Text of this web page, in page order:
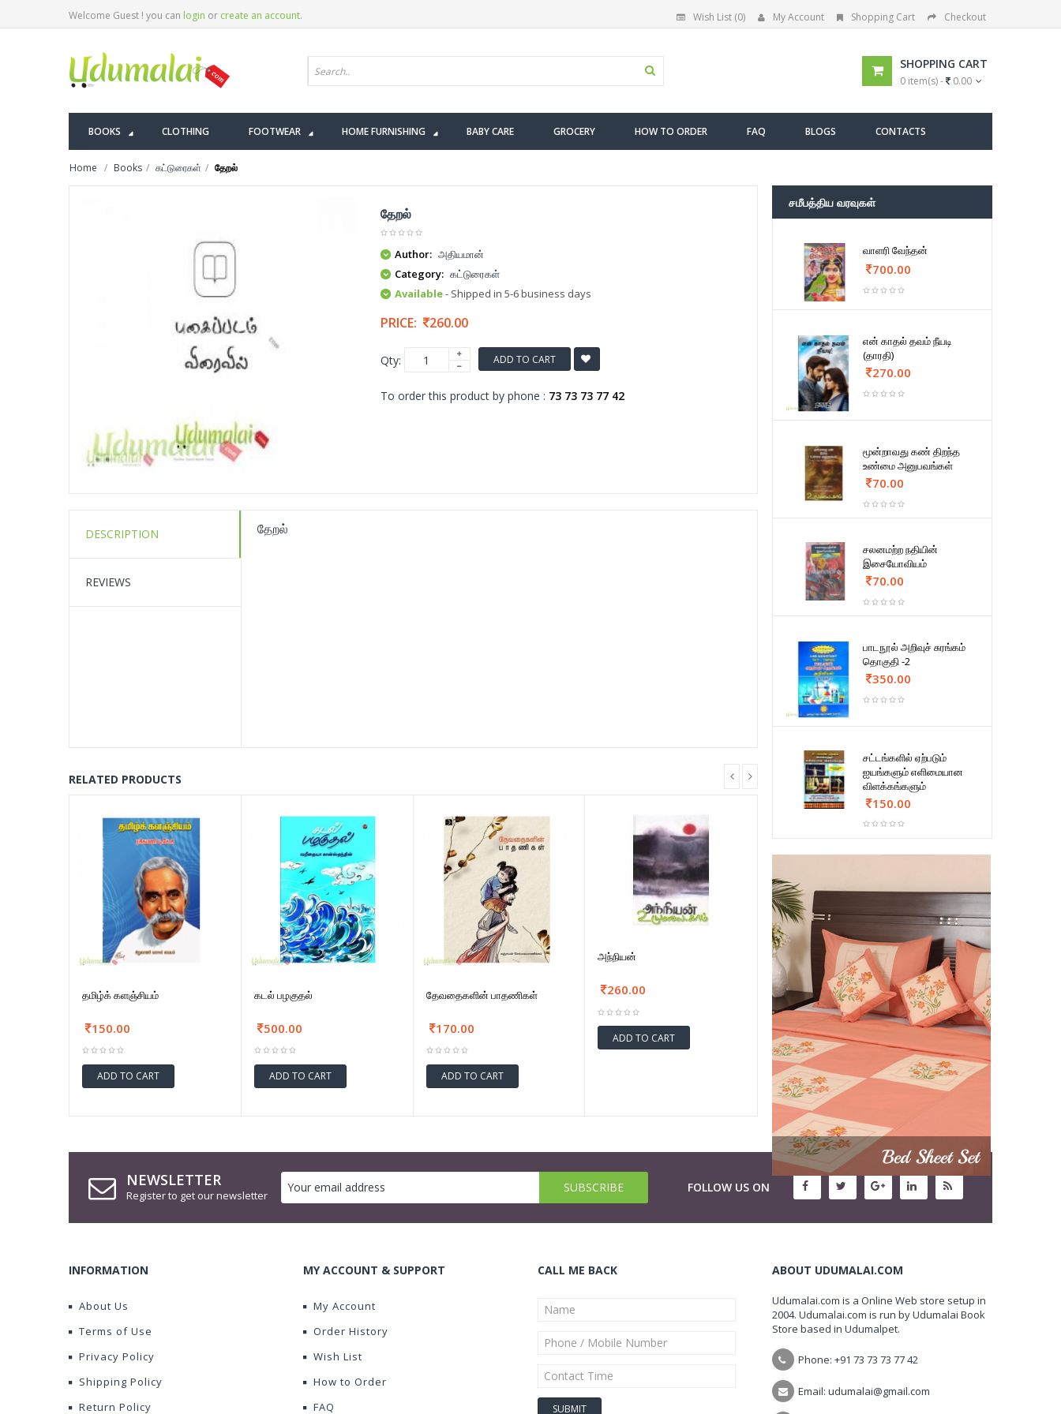
Welcome Guest ! you can login or create an account. Wish List (0) My Account Shopping Cart Checkout
SHOPPING CART
0 item(s) - 0.00
BOOKS CLOTHING FOOTWEAR HOME FURNISHING BABY CARE GROCERY HOW TO ORDER FAQ BLOGS CONTACTS
Home Books கட்டுரைகள் தேறல்
தேறல்
Author: அதியமான்
Category: கட்டுரைகள்
Available- Shipped in 5-6 business days
PRICE: 260.00
Qty: ADD TO CART
To order this product by phone : 73 73 73 77 42
DESCRIPTION
REVIEWS
தேறல்
RELATED PRODUCTS
தமிழ்க் களஞ்சியம்
150.00
ADD TO CART
கடல் பழகுதல்
500.00
ADD TO CART
தேவதைகளின் பாதணிகள்
170.00
ADD TO CART
அந்நியன்
260.00
ADD TO CART
சமீபத்திய வரவுகள்
வாளரி வேந்தன்
700.00
என் காதல் தவம் நீயடி
(தாரதி)
270.00
மூன்றாவது கண் திறந்த
உண்மை அனுபவங்கள்
70.00
சலனமற்ற நதியின்
இசையோவியம்
70.00
பாடநூல் அறிவுச் சுரங்கம்
தொகுதி -2
350.00
சட்டங்களில் ஏற்படும்
ஐயங்களும் எளிமையான
விளக்கங்களும்
150.00
NEWSLETTER
Register to get our newsletter
FOLLOW US ON
INFORMATION
About Us
Terms of Use
Privacy Policy
Shipping Policy
Return Policy
MY ACCOUNT & SUPPORT
My Account
Order History
Wish List
How to Order
FAQ
CALL ME BACK ABOUT UDUMALAI.COM
Udumalai.com is a Online Web store setup in
2004. Udumalai.com is run by Udumalai Book
Store based in Udumalpet.
Phone: +91 73 73 73 77 42
Email: udumalai@gmail.com